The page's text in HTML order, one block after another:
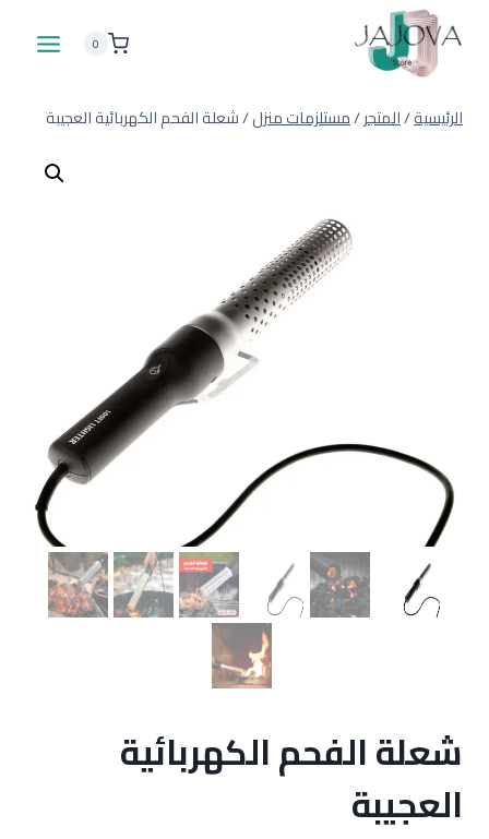
المحتوى
0
الرئيسية/المتجر/مستلزمات منزل/شعلة الفحم الكهربائية العجيبة
شعلة الفحم الكهربائية
العجيبة